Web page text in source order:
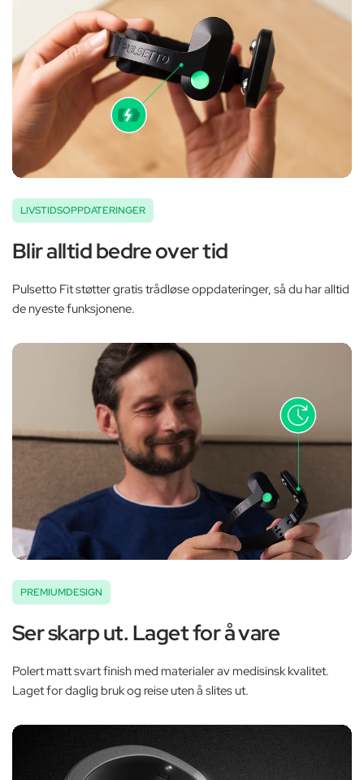
LIVSTIDSOPPDATERINGER
Blir alltid bedre over tid
Pulsetto Fit støtter gratis trådløse oppdateringer, så du har alltid
de nyeste funksjonene.
PREMIUMDESIGN
Ser skarp ut. Laget for å vare
Polert matt svart finish med materialer av medisinsk kvalitet.
Laget for daglig bruk og reise uten å slites ut.